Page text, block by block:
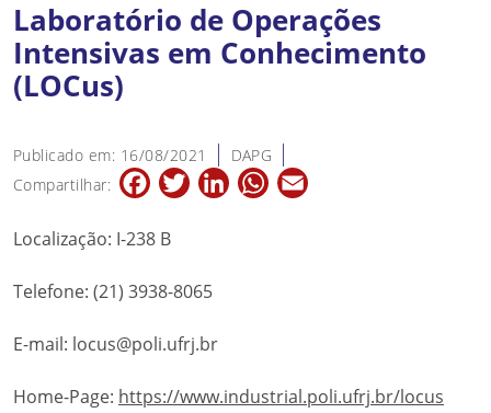
Laboratório de Operações
Intensivas em Conhecimento
(LOCus)
Publicado em: 16/08/2021
DAPG
Compartilhar:
FacebookTwitterLinkedInWhatsApp
Localização: I-238 B
Telefone: (21) 3938-8065
E-mail: locus@poli.ufrj.br
Home-Page: https://www.industrial.poli.ufrj.br/locus